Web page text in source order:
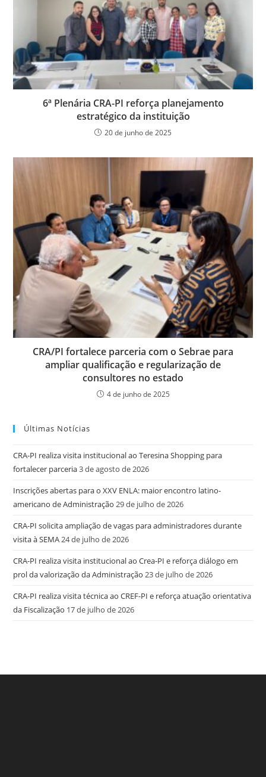
6ª Plenária CRA-PI reforça planejamento
estratégico da instituição
20 de junho de 2025
CRA/PI fortalece parceria com o Sebrae para
ampliar qualificação e regularização de
consultores no estado
4 de junho de 2025
Últimas Notícias
CRA-PI realiza visita institucional ao Teresina Shopping para
fortalecer parceria3 de agosto de 2026
Inscrições abertas para o XXV ENLA: maior encontro latino-
americano de Administração 29 de julho de 2026
CRA-PI solicita ampliação de vagas para administradores durante
visita à SEMA24 de julho de 2026
CRA-PI realiza visita institucional ao Crea-PI e reforça diálogo em
prol da valorização da Administração 23 de julho de 2026
CRA-PI realiza visita técnica ao CREF-PI e reforça atuação orientativa
da Fiscalização 17 de julho de 2026